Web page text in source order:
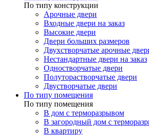
По типу конструкции
Арочные двери
Входные двери на заказ
Высокие двери
Двери больших размеров
Двухстворчатые арочные
Нестандартные двери на заказ
Одностворчатые двери
Полуторастворчатые двери
Двустворчатые двери
По типу помещения
По типу помещения
В дом с терморазрывом
В загородный дом с
В квартиру